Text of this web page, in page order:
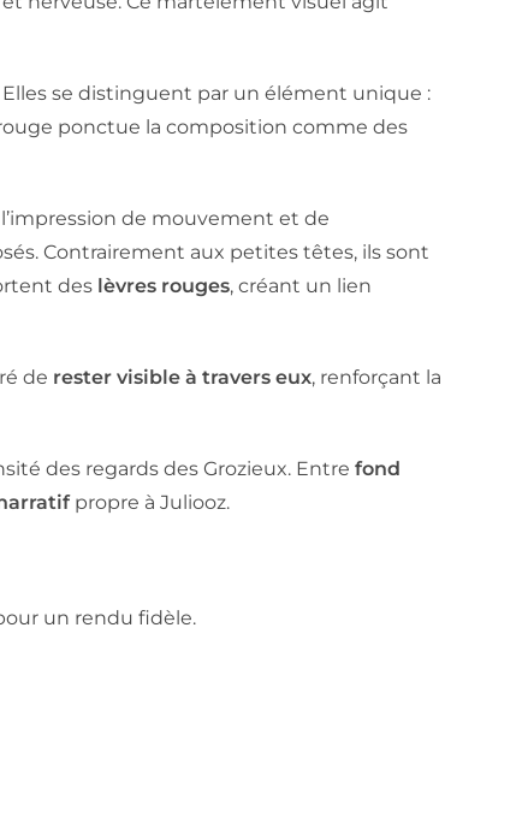
Elles se distinguent par un élément unique :
ponctue la composition comme des
de mouvement et de
Contrairement aux petites têtes, ils sont
des lèvres rouges, créant un lien
de rester visible à travers eux, renforçant la
des regards des Grozieux. Entre fond
propre à Juliooz.
un rendu fidèle.